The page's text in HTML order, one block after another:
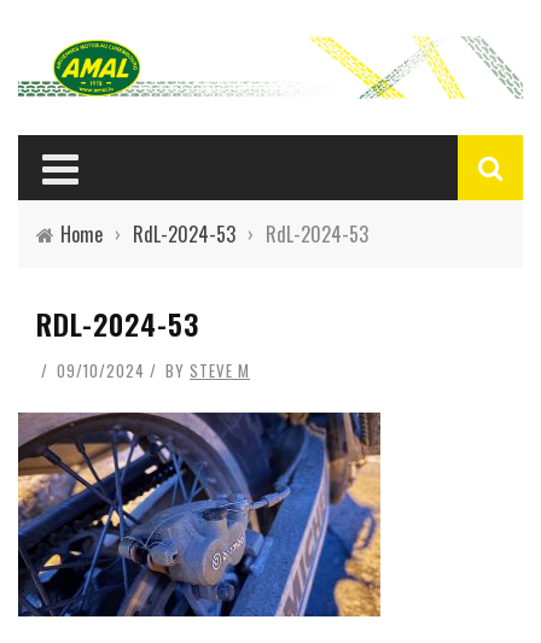
Home › RdL-2024-53 › RdL-2024-53
RDL-2024-53
09/10/2024 BY STEVE M